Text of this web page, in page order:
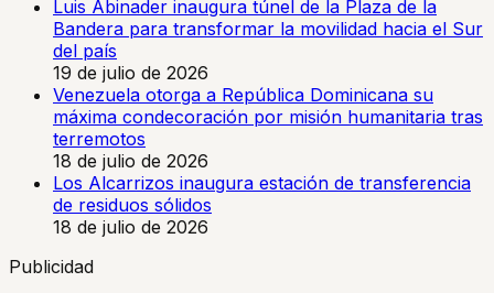
Luis Abinader inaugura túnel de la Plaza de la
Bandera para transformar la movilidad hacia el Sur
del país
19 de julio de 2026
Venezuela otorga a República Dominicana su
máxima condecoración por misión humanitaria tras
terremotos
18 de julio de 2026
Los Alcarrizos inaugura estación de transferencia
de residuos sólidos
18 de julio de 2026
Publicidad